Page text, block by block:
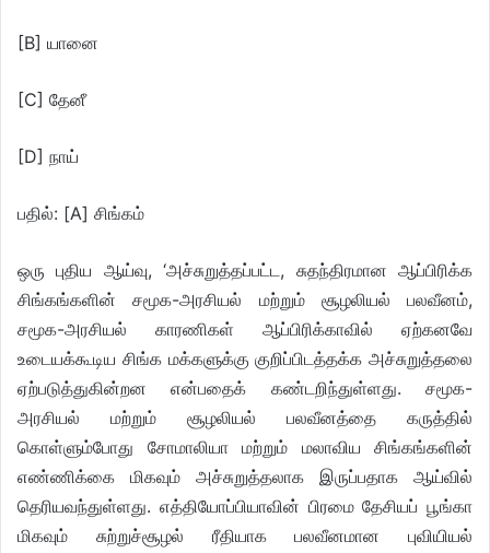
[B] யானை
[C] தேனீ
[D] நாய்
பதில்: [A] சிங்கம்
ஒரு புதிய ஆய்வு, ‘அச்சுறுத்தப்பட்ட, சுதந்திரமான ஆப்பிரிக்க
சிங்கங்களின் சமூக-அரசியல் மற்றும் சூழலியல் பலவீனம்,
சமூக-அரசியல் காரணிகள் ஆப்பிரிக்காவில் ஏற்கனவே
உடையக்கூடிய சிங்க மக்களுக்கு குறிப்பிடத்தக்க அச்சுறுத்தலை
ஏற்படுத்துகின்றன என்பதைக் கண்டறிந்துள்ளது. சமூக-
அரசியல் மற்றும் சூழலியல் பலவீனத்தை கருத்தில்
கொள்ளும்போது சோமாலியா மற்றும் மலாவிய சிங்கங்களின்
எண்ணிக்கை மிகவும் அச்சுறுத்தலாக இருப்பதாக ஆய்வில்
தெரியவந்துள்ளது. எத்தியோப்பியாவின் பிரமை தேசியப் பூங்கா
மிகவும் சுற்றுச்சூழல் ரீதியாக பலவீனமான புவியியல்